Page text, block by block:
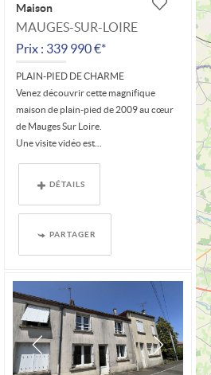
Maison
MAUGES-SUR-LOIRE
Prix : 339 990 €*
PLAIN-PIED DE CHARME
Venez découvrir cette magnifique
maison de plain-pied de 2009 au cœur
de Mauges Sur Loire.
Une visite vidéo est...
DÉTAILS
PARTAGER